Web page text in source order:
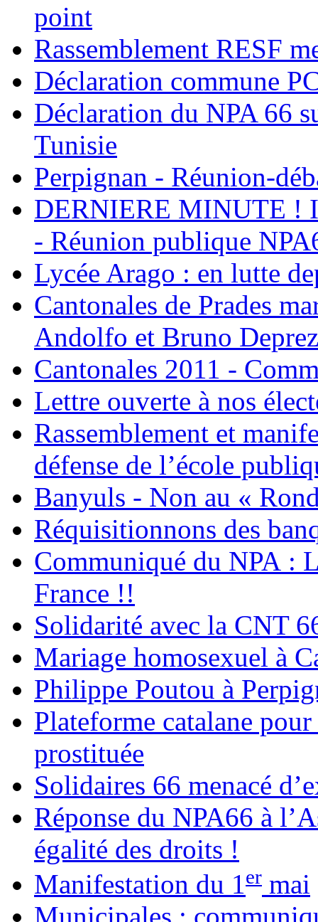
point
Rassemblement RESF
Déclaration commune
Déclaration du NPA 66
Tunisie
Perpignan - Réunion-
DERNIERE MINUTE !
- Réunion publique
Lycée Arago : en lutte
Cantonales de Prades
Andolfo et Bruno
Cantonales 2011 -
Lettre ouverte à nos
Rassemblement et
défense de l’école
Banyuls - Non au «
Réquisitionnons des
Communiqué du NPA :
France !!
Solidarité avec la CNT
Mariage homosexuel à
Philippe Poutou à
Plateforme catalane
prostituée
Solidaires 66 menacé
Réponse du NPA66 à
égalité des droits !
Manifestation du 1 er mai
Municipales :